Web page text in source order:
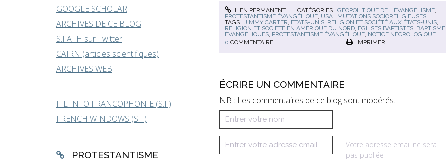
GOOGLE SCHOLAR
ARCHIVES DE CE BLOG
S.FATH sur Twitter
CAIRN (articles scientifiques)
ARCHIVES WEB
FIL INFO FRANCOPHONIE (S.F)
FRENCH WINDOWS (S.F)
PROTESTANTISME
LIEN PERMANENT CATÉGORIES :GÉOPOLITIQUE DE L'ÉVANGÉLISME
PROTESTANTISME ÉVANGÉLIQUE, USA : MUTATIONS SOCIORELIGIEUSES
TAGS : JIMMY CARTER ETATS-UNIS, RELIGION ET SOCIÉTÉ AUX ÉTATS-UNIS,
RELIGION ET SOCIÉTÉ EN AMÉRIQUE DU NORD, ÉGLISES BAPTISTES, BAPTISME,
ÉVANGÉLIQUES, PROTESTANTISME ÉVANGÉLIQUE, NOTICE NÉCROLOGIQUE
0 COMMENTAIRE IMPRIMER
ÉCRIRE UN COMMENTAIRE
NB : Les commentaires de ce blog sont modérés.
Votre adresse email ne sera
pas publiée